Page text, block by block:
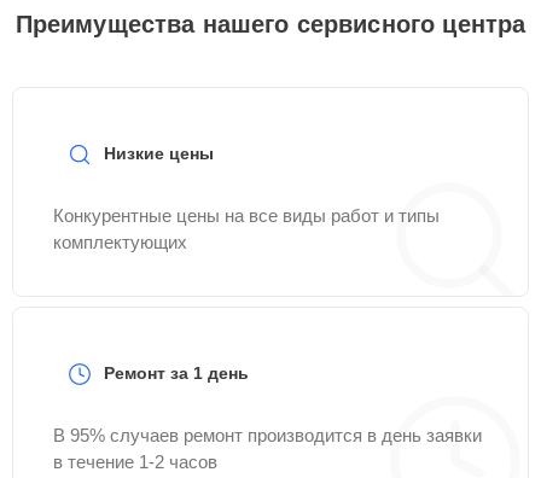
Преимущества нашего сервисного центра
Низкие цены
Конкурентные цены на все виды работ и типы
комплектующих
Ремонт за 1 день
В 95% случаев ремонт производится в день заявки
в течение 1-2 часов